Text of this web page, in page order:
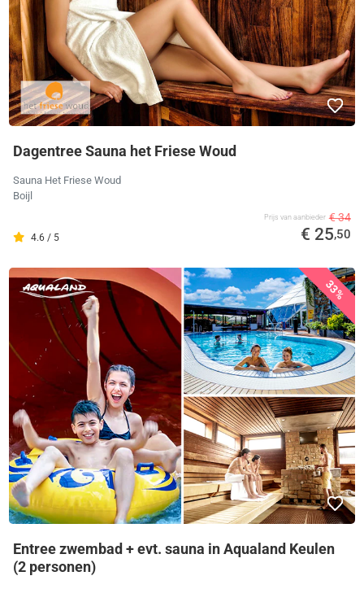
Dagentree Sauna het Friese Woud
Sauna Het Friese Woud
Boijl
4.6 / 5
Prijs van aanbieder € 34
€ 25,50
33%
Entree zwembad + evt. sauna in Aqualand Keulen
(2 personen)